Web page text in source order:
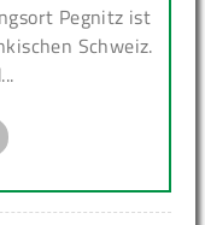
Pegnitz ist
Schweiz.